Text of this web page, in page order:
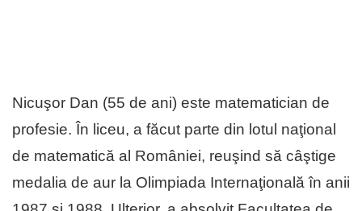
Nicuşor Dan (55 de ani) este matematician de
profesie. În liceu, a făcut parte din lotul naţional
de matematică al României, reuşind să câştige
medalia de aur la Olimpiada Internaţională în anii